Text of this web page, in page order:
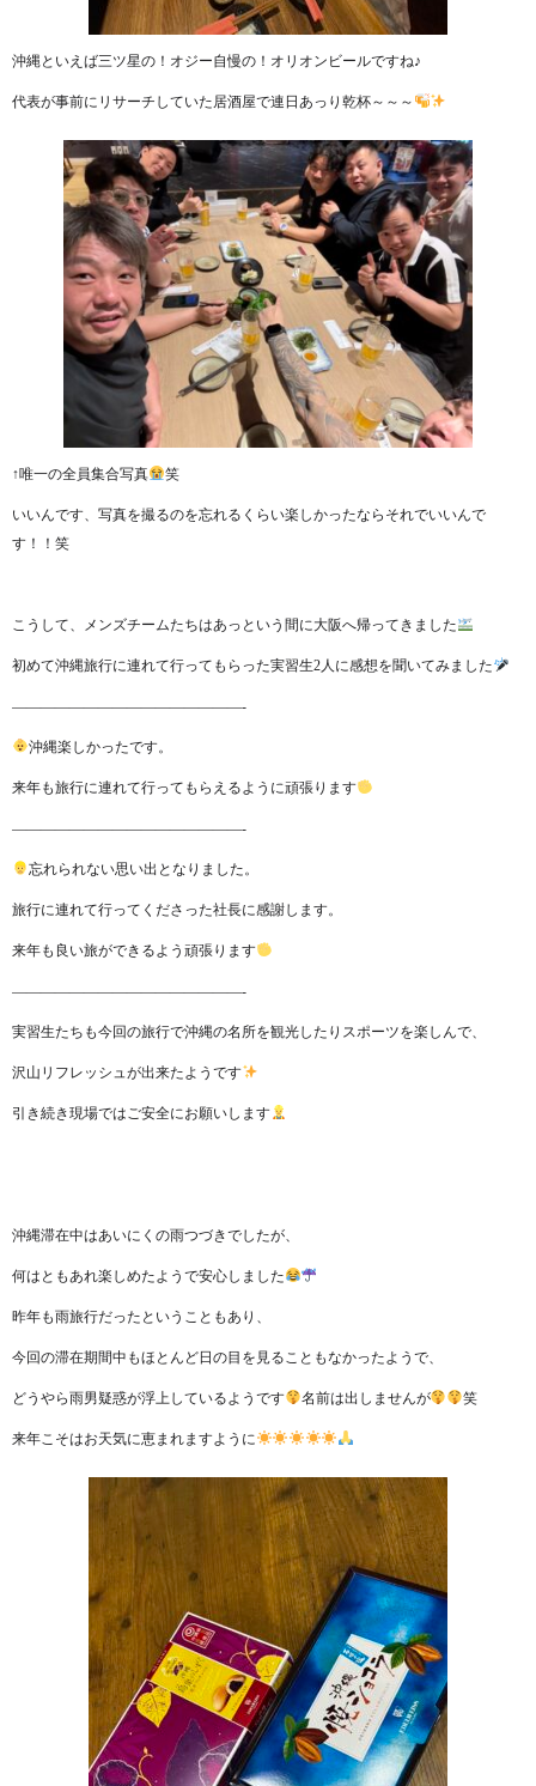
沖縄といえば三ツ星の！オジー自慢の！オリオンビールですね♪
代表が事前にリサーチしていた居酒屋で連日あっり乾杯～～～
↑唯一の全員集合写真 笑
いいんです、写真を撮るのを忘れるくらい楽しかったならそれでいいんで
す！！笑
こうして、メンズチームたちはあっという間に大阪へ帰ってきました
初めて沖縄旅行に連れて行ってもらった実習生2人に感想を聞いてみました
————————————————-
沖縄楽しかったです。
来年も旅行に連れて行ってもらえるように頑張ります
————————————————-
忘れられない思い出となりました。
旅行に連れて行ってくださった社長に感謝します。
来年も良い旅ができるよう頑張ります
————————————————-
実習生たちも今回の旅行で沖縄の名所を観光したりスポーツを楽しんで、
沢山リフレッシュが出来たようです
引き続き現場ではご安全にお願いします
沖縄滞在中はあいにくの雨つづきでしたが、
何はともあれ楽しめたようで安心しました
昨年も雨旅行だったということもあり、
今回の滞在期間中もほとんど日の目を見ることもなかったようで、
どうやら雨男疑惑が浮上しているようです 名前は出しませんが 笑
来年こそはお天気に恵まれますように